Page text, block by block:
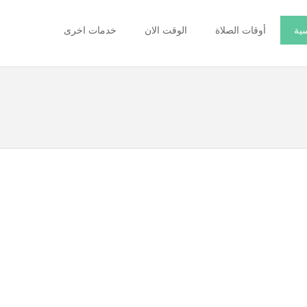
أوقات الصلاة الوقت الان خدمات اخرى